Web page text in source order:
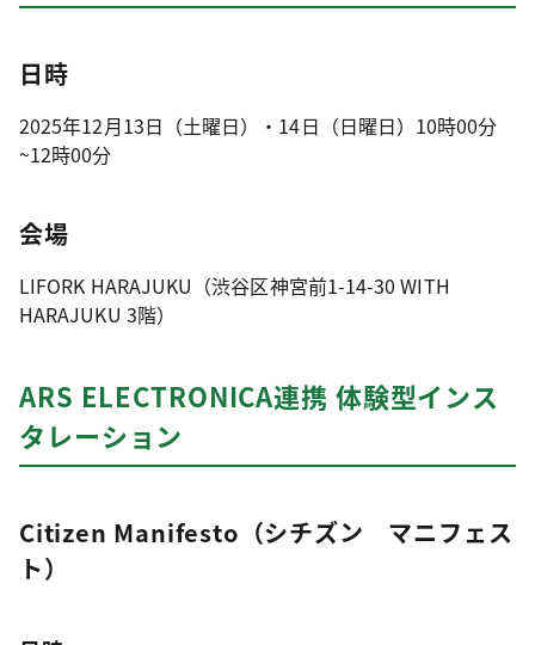
日時
2025年12月13日（土曜日）・14日（日曜日）10時00分
~12時00分
会場
LIFORK HARAJUKU（渋谷区神宮前1-14-30 WITH
HARAJUKU 3階）
ARS ELECTRONICA連携 体験型インス
タレーション
Citizen Manifesto（シチズン マニフェス
ト）